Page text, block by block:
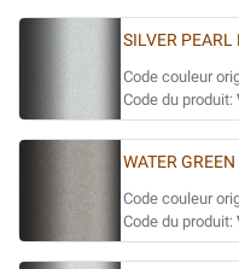
SILVER PEARL
Code couleur
Code du produit:
WATER
Code couleur
Code du produit: